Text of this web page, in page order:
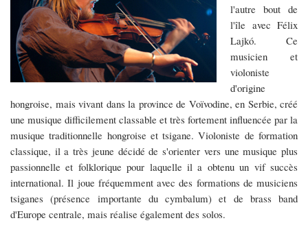
l'autre bout de
l'île avec Félix
Lajkó. Ce
musicien et
violoniste
d'origine
hongroise, mais vivant dans la province de Voïvodine, en Serbie, créé
une musique difficilement classable et très fortement influencée par la
musique traditionnelle hongroise et tsigane. Violoniste de formation
classique, il a très jeune décidé de s'orienter vers une musique plus
passionnelle et folklorique pour laquelle il a obtenu un vif succès
international. Il joue fréquemment avec des formations de musiciens
tsiganes (présence importante du cymbalum) et de brass band
d'Europe centrale, mais réalise également des solos.